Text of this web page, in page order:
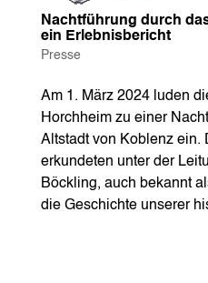
Nachtführung durch
ein Erlebnisbericht
Presse
Am 1. März 2024 luden
Horchheim zu einer
Altstadt von Koblenz ein.
erkundeten unter der
Böckling, auch bekannt
die Geschichte unserer